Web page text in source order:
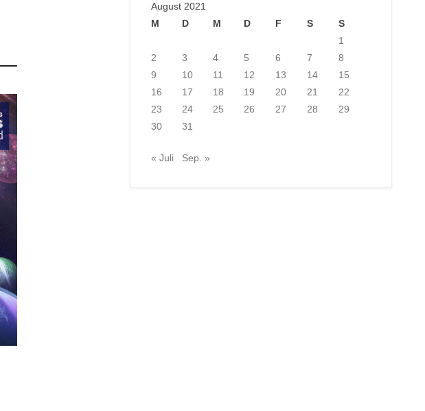
August 2021
M
D M D F S
S
1
2
3 4 5 6 7
8
9
10 11 12 13 14
15
16
17 18 19 20 21
22
23
24 25 26 27 28
29
30
31
« Juli Sep. »